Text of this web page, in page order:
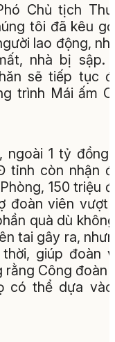
Chủ tịch
tôi đã kêu
lao động,
nhà bị sập.
sẽ tiếp tục
trình Mái ấm
ngoài 1 tỷ đồng
tỉnh còn nhận
150 triệu
đoàn viên vượt
quà dù
tai gây ra,
giúp đoàn
rằng Công đoàn
có thể dựa